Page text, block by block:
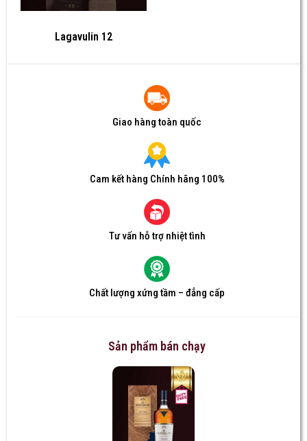
Lagavulin 12
Giao hàng toàn quốc
Cam kết hàng Chính hãng 100%
Tư vấn hỗ trợ nhiệt tình
Chất lượng xứng tầm – đẳng cấp
Sản phẩm bán chạy